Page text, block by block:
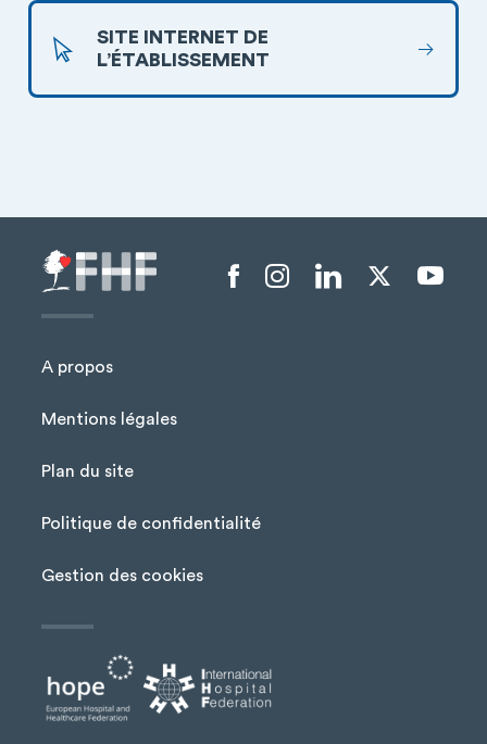
SITE INTERNET DE
L’ÉTABLISSEMENT
Menu Pied de page
A propos
Mentions légales
Plan du site
Politique de confidentialité
Gestion des cookies
Menu liens sociaux